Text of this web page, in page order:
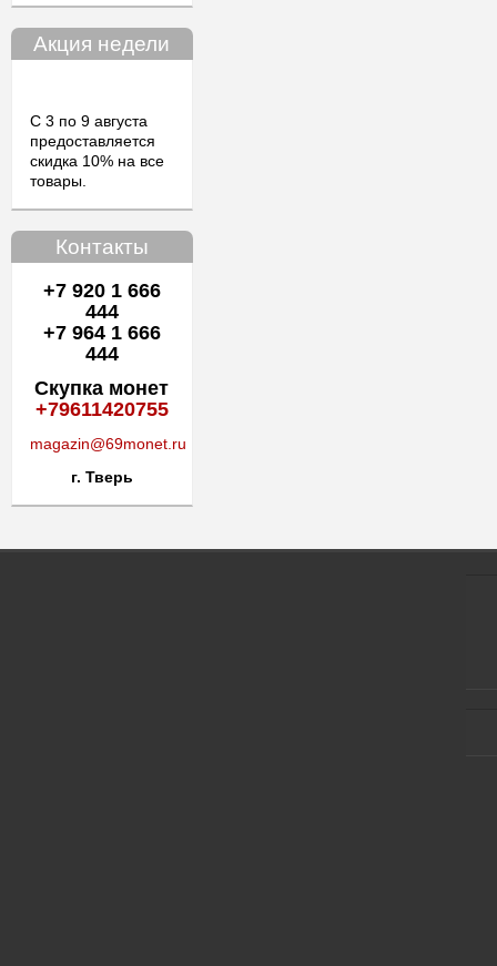
Акция недели
С 3 по 9 августа
предоставляется
скидка 10% на все
товары.
Контакты
+7 920 1 666
444
+7 964 1 666
444
Скупка монет
+79611420755
magazin@69monet.ru
г. Тверь